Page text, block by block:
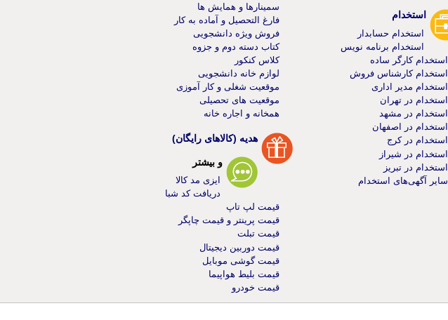
استخدام
استخدام حسابدار
استخدام برنامه نویس
استخدام کارگر ساده
استخدام کارشناس فروش
استخدام مدیر اداری
استخدام در تهران
استخدام در مشهد
استخدام در اصفهان
استخدام در کرج
استخدام در شیراز
استخدام در تبریز
سایر آگهی‌های استخدام
سمینارها و همایش ها
فارغ التحصیل و آماده به کار
فروش ویژه دانشجویی
کتاب دسته دوم و جزوه
کلاس کنکور
لوازم خانه دانشجویی
موقعیت شغلی و کار آموزی
موقعیت های تحصیلی
همخانه و اجاره خانه
هدیه (کالاهای رایگان)
و بیشتر
ایزی مد کالا
دریافت کد شبا
قیمت لپ تاپ
قیمت پرینتر و قیمت چاپگر
قیمت تبلت
قیمت دوربین دیجیتال
قیمت گوشی موبایل
قیمت بلیط هواپیما
قیمت خودرو